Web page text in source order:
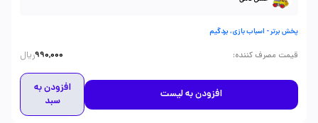
پخش برتر - اسباب بازی، بردگیم
قیمت مصرف کننده:
990,000ریال
افزودن به لیست
افزودن به
سبد